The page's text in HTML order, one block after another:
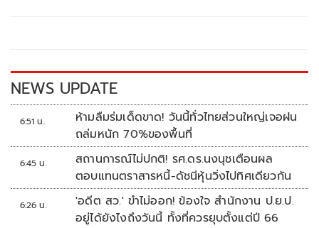
k k
NEWS UPDATE
6:51 น.
ห้ามลืมร่มเด็ดขาด! วันนี้ทั่วไทยส่วนใหญ่เจอฝน
ถล่มหนัก 70%ของพื้นที่
6:45 น.
สถานการณ์ไม่ปกติ! รศ.ดร.นงนุชเตือนผล
ตอบแทนตราสารหนี้-ดัชนีหุ้นวิ่งไปทิศเดียวกัน
6:26 น.
'อดีต สว.' ขำไม่ออก! ข้องใจ สำนักงาน ป.ย.ป.
อยู่ได้ยังไงถึงวันนี้ ทั้งที่ควรยุบตั้งแต่ปี 66